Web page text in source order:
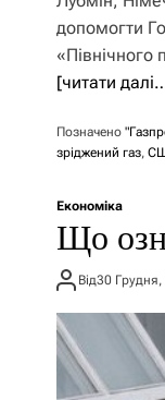
допомогти
«Північного
[читати
Позначено
зріджений газ,
Економіка
Що
Від30